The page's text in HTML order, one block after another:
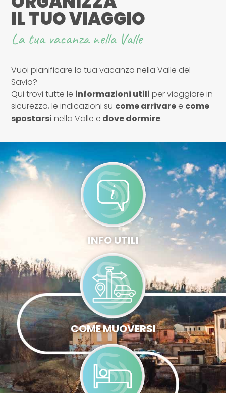
IL TUO VIAGGIO
La tua vacanza nella Valle
Vuoi pianificare la tua vacanza nella Valle del
Savio?
Qui trovi tutte le informazioni utili per viaggiare in
sicurezza, le indicazioni su come arrivare e come
spostarsi nella Valle e dove dormire.
INFO UTILI
COME MUOVERSI